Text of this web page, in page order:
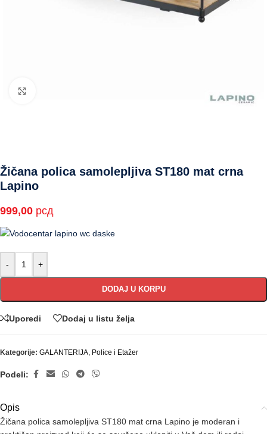
Žičana polica samolepljiva ST180 mat crna
Lapino
999,00 рсд
- +
DODAJ U KORPU
Uporedi Dodaj u listu želja
Kategorije: GALANTERIJA, Police i Etažer
Podeli:
Opis
Žičana polica samolepljiva ST180 mat crna Lapino je moderan i